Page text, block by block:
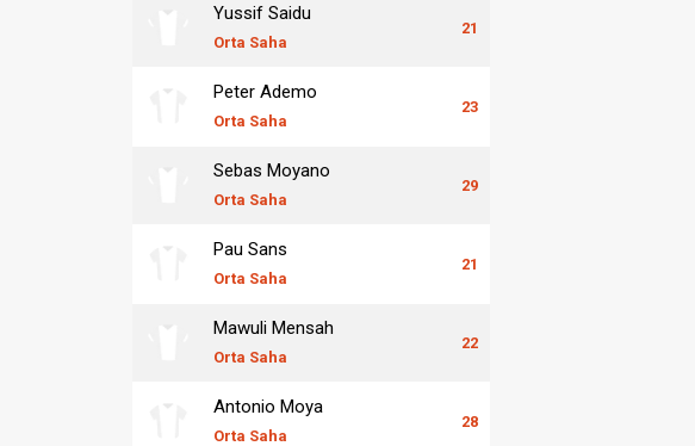
Yussif Saidu
Orta Saha
21
Peter Ademo
Orta Saha
23
Sebas Moyano
Orta Saha
29
Pau Sans
Orta Saha
21
Mawuli Mensah
Orta Saha
22
Antonio Moya
Orta Saha
28